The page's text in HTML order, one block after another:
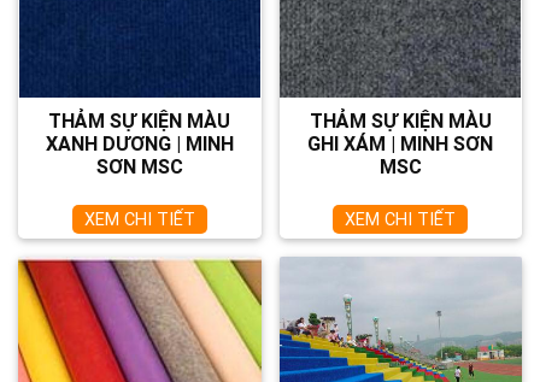
THẢM SỰ KIỆN MÀU
XANH DƯƠNG | MINH
SƠN MSC
XEM CHI TIẾT
THẢM SỰ KIỆN MÀU
GHI XÁM | MINH SƠN
MSC
XEM CHI TIẾT